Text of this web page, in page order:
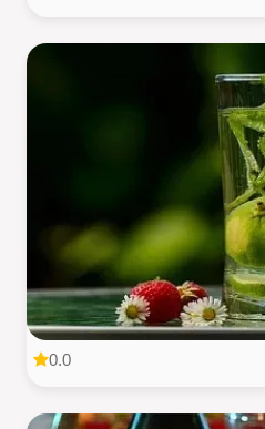
0.0